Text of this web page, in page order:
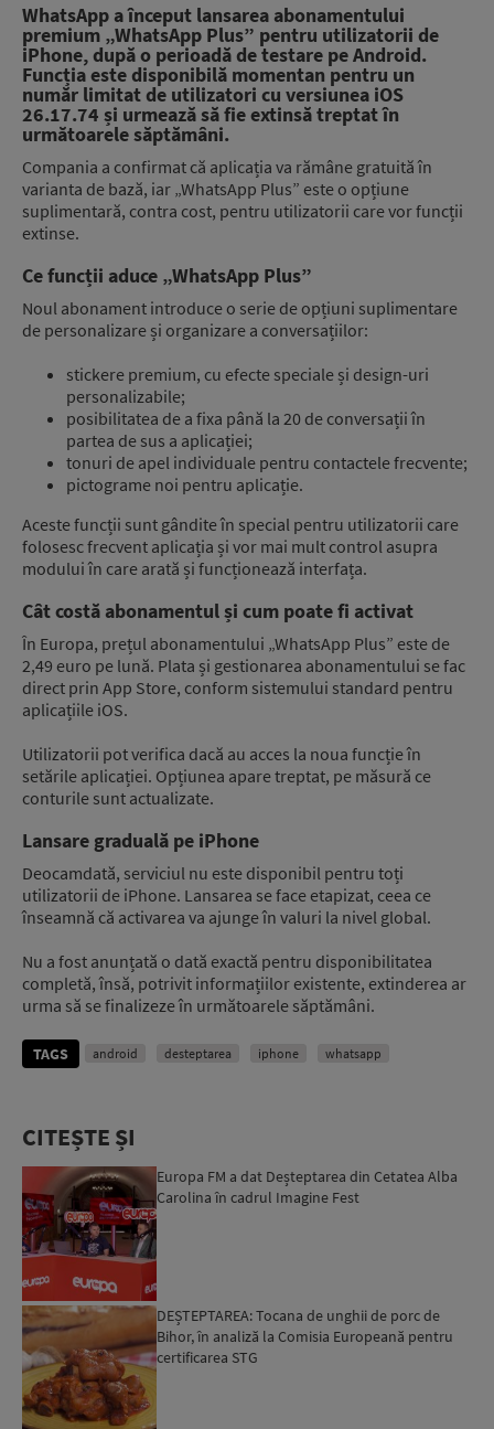
WhatsApp a început lansarea abonamentului
premium „WhatsApp Plus” pentru utilizatorii de
iPhone, după o perioadă de testare pe Android.
Funcția este disponibilă momentan pentru un
număr limitat de utilizatori cu versiunea iOS
26.17.74 și urmează să fie extinsă treptat în
următoarele săptămâni.
Compania a confirmat că aplicația va rămâne gratuită în
varianta de bază, iar „WhatsApp Plus” este o opțiune
suplimentară, contra cost, pentru utilizatorii care vor funcții
extinse.
Ce funcții aduce „WhatsApp Plus”
Noul abonament introduce o serie de opțiuni suplimentare
de personalizare și organizare a conversațiilor:
stickere premium, cu efecte speciale și design-uri
personalizabile;
posibilitatea de a fixa până la 20 de conversații în
partea de sus a aplicației;
tonuri de apel individuale pentru contactele frecvente;
pictograme noi pentru aplicație.
Aceste funcții sunt gândite în special pentru utilizatorii care
folosesc frecvent aplicația și vor mai mult control asupra
modului în care arată și funcționează interfața.
Cât costă abonamentul și cum poate fi activat
În Europa, prețul abonamentului „WhatsApp Plus” este de
2,49 euro pe lună. Plata și gestionarea abonamentului se fac
direct prin App Store, conform sistemului standard pentru
aplicațiile iOS.
Utilizatorii pot verifica dacă au acces la noua funcție în
setările aplicației. Opțiunea apare treptat, pe măsură ce
conturile sunt actualizate.
Lansare graduală pe iPhone
Deocamdată, serviciul nu este disponibil pentru toți
utilizatorii de iPhone. Lansarea se face etapizat, ceea ce
înseamnă că activarea va ajunge în valuri la nivel global.
Nu a fost anunțată o dată exactă pentru disponibilitatea
completă, însă, potrivit informațiilor existente, extinderea ar
urma să se finalizeze în următoarele săptămâni.
TAGS android desteptarea iphone whatsapp
CITEȘTE ȘI
Europa FM a dat Deșteptarea din Cetatea Alba
Carolina în cadrul Imagine Fest
DEȘTEPTAREA: Tocana de unghii de porc de
Bihor, în analiză la Comisia Europeană pentru
certificarea STG